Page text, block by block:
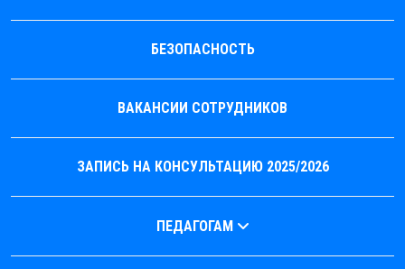
БЕЗОПАСНОСТЬ
ВАКАНСИИ СОТРУДНИКОВ
ЗАПИСЬ НА КОНСУЛЬТАЦИЮ 2025/2026
ПЕДАГОГАМ